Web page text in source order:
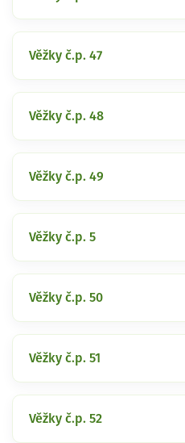
Věžky č.p. 47
Věžky č.p. 48
Věžky č.p. 49
Věžky č.p. 5
Věžky č.p. 50
Věžky č.p. 51
Věžky č.p. 52